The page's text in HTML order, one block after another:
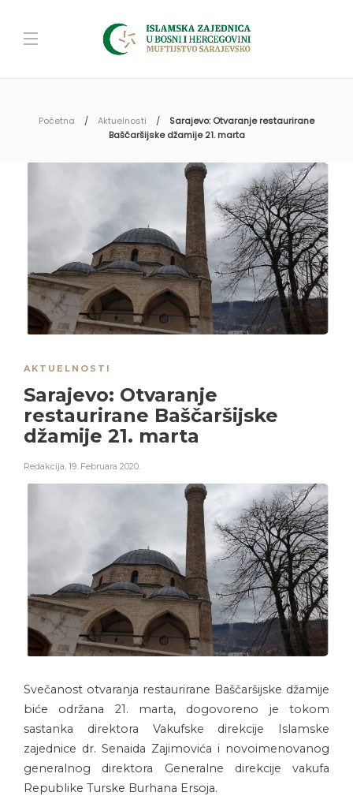
Početna Aktuelnosti
Sarajevo: Otvaranje restaurirane
Baščaršijske džamije 21. marta
AKTUELNOSTI
Sarajevo: Otvaranje
restaurirane Baščaršijske
džamije 21. marta
Redakcija, 19. Februara 2020.
Svečanost otvaranja restaurirane Baščaršijske džamije
biće održana 21. marta, dogovoreno je tokom
sastanka direktora Vakufske direkcije Islamske
zajednice dr. Senaida Zajimovića i novoimenovanog
generalnog direktora Generalne direkcije vakufa
Republike Turske Burhana Ersoja.